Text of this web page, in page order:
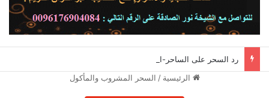
الرئيسية / السحر المشروب والمأكول